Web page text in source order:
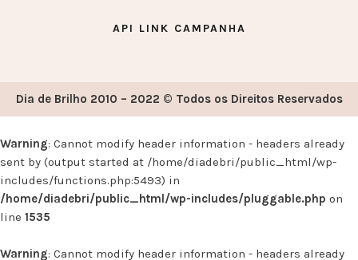
API LINK CAMPANHA
Dia de Brilho 2010 – 2022 © Todos os Direitos Reservados
Warning: Cannot modify header information - headers already
sent by (output started at /home/diadebri/public_html/wp-
includes/functions.php:5493) in
/home/diadebri/public_html/wp-includes/pluggable.php on
line 1535
Warning: Cannot modify header information - headers already